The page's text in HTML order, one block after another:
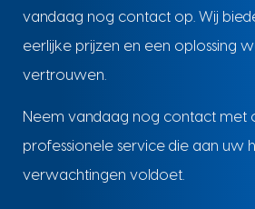
vandaag nog contact op. Wij
eerlijke prijzen en een oplossing
vertrouwen.
Neem vandaag nog contact met
professionele service die aan uw
verwachtingen voldoet.